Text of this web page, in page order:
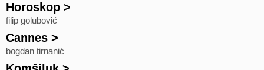
Horoskop >
filip golubović
Cannes >
bogdan tirnanić